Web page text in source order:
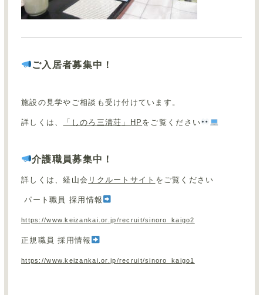
ご入居者募集中！
施設の見学やご相談も受け付けています。
詳しくは、 「しのろ三清荘」HP をご覧ください
介護職員募集中！
詳しくは、経山会 リクルートサイト をご覧ください
パート職員 採用情報
https://www.keizankai.or.jp/recruit/sinoro_kaigo2
正規職員 採用情報
https://www.keizankai.or.jp/recruit/sinoro_kaigo1